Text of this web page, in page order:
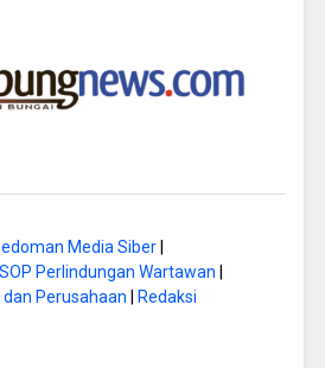
Media Siber|
SOP Perlindungan Wartawan
dan Perusahaan
Redaksi